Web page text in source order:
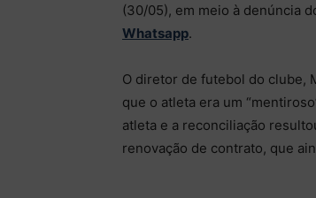
(30/05), em meio à denúncia
Whatsapp.
O diretor de futebol do clube,
que o atleta era um
atleta e a reconciliação
renovação de contrato, que